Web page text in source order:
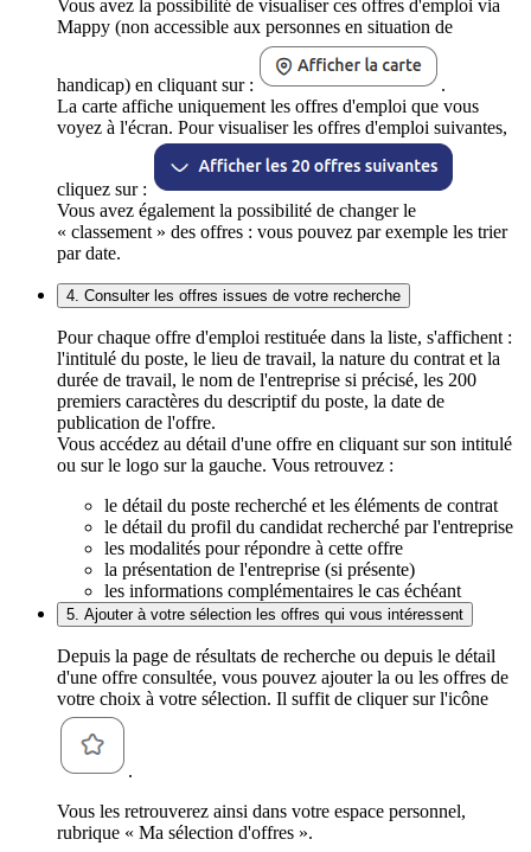
Vous avez la possibilité de visualiser ces offres d'emploi via
Mappy (non accessible aux personnes en situation de
handicap) en cliquant sur :
.
La carte affiche uniquement les offres d'emploi que vous
voyez à l'écran. Pour visualiser les offres d'emploi suivantes,
cliquez sur :
Vous avez également la possibilité de changer le
« classement » des offres : vous pouvez par exemple les trier
par date.
4. Consulter les offres issues de votre recherche
Pour chaque offre d'emploi restituée dans la liste, s'affichent :
l'intitulé du poste, le lieu de travail, la nature du contrat et la
durée de travail, le nom de l'entreprise si précisé, les 200
premiers caractères du descriptif du poste, la date de
publication de l'offre.
Vous accédez au détail d'une offre en cliquant sur son intitulé
ou sur le logo sur la gauche. Vous retrouvez :
le détail du poste recherché et les éléments de contrat
le détail du profil du candidat recherché par l'entreprise
les modalités pour répondre à cette offre
la présentation de l'entreprise (si présente)
les informations complémentaires le cas échéant
5. Ajouter à votre sélection les offres qui vous intéressent
Depuis la page de résultats de recherche ou depuis le détail
d'une offre consultée, vous pouvez ajouter la ou les offres de
votre choix à votre sélection. Il suffit de cliquer sur l'icône
.
Vous les retrouverez ainsi dans votre espace personnel,
rubrique « Ma sélection d'offres ».